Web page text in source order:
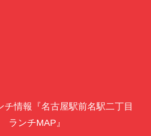
チ情報『名古屋駅前名駅二丁目
ランチMAP』